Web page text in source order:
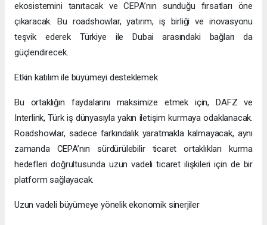
ekosistemini tanıtacak ve CEPA’nın sunduğu fırsatları öne
çıkaracak. Bu roadshowlar, yatırım, iş birliği ve inovasyonu
teşvik ederek Türkiye ile Dubai arasındaki bağları da
güçlendirecek.
Etkin katılım ile büyümeyi desteklemek
Bu ortaklığın faydalarını maksimize etmek için, DAFZ ve
Interlink, Türk iş dünyasıyla yakın iletişim kurmaya odaklanacak.
Roadshowlar, sadece farkındalık yaratmakla kalmayacak, aynı
zamanda CEPA’nın sürdürülebilir ticaret ortaklıkları kurma
hedefleri doğrultusunda uzun vadeli ticaret ilişkileri için de bir
platform sağlayacak.
Uzun vadeli büyümeye yönelik ekonomik sinerjiler